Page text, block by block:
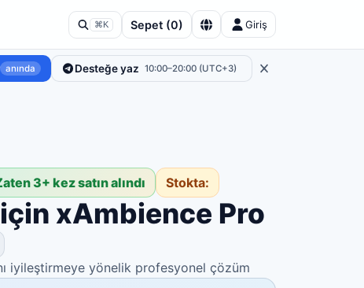
⌘K Sepet (0) Giriş
anında Desteğe yaz 10:00–20:00 (UTC+3)
3+ kez satın alındı Stokta:
xAmbience Pro
iyileştirmeye yönelik profesyonel çözüm